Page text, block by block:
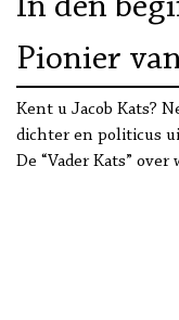
In den
Pionier
Kent u Jacob Kats?
dichter en politicus
De “Vader Kats” over